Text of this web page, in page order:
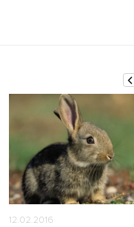
12.02.2016